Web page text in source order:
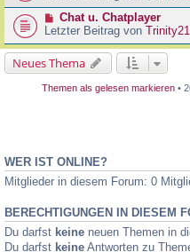
Chat u. Chatplayer
Letzter Beitrag von
Neues Thema
Themen als gelesen markieren •
WER IST ONLINE?
Mitglieder in diesem Forum: 0
BERECHTIGUNGEN IN DIESEM
Du darfst keine neuen Themen in
Du darfst keine Antworten zu